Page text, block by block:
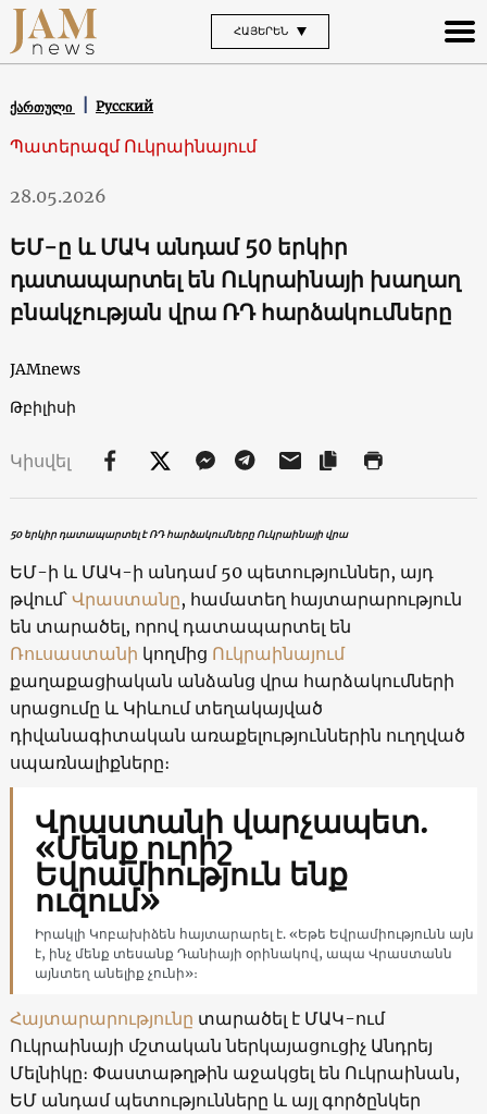
ՀԱՅԵՐԵՆ
ქართული Русский
Պատերազմ Ուկրաինայում
28.05.2026
ԵՄ-ը և ՄԱԿ անդամ 50 երկիր
դատապարտել են Ուկրաինայի խաղաղ
բնակչության վրա ՌԴ հարձակումները
JAMnews
Թբիլիսի
Կիսվել
50 երկիր դատապարտել է ՌԴ հարձակումները Ուկրաինայի վրա
ԵՄ-ի և ՄԱԿ-ի անդամ 50 պետություններ, այդ
թվում՝ Վրաստանը, համատեղ հայտարարություն
են տարածել, որով դատապարտել են
Ռուսաստանի կողմից Ուկրաինայում
քաղաքացիական անձանց վրա հարձակումների
սրացումը և Կիևում տեղակայված
դիվանագիտական ​​առաքելություններին ուղղված
սպառնալիքները։
Վրաստանի վարչապետ.
«Մենք ուրիշ
Եվրամիություն ենք
ուզում»
Իրակլի Կոբախիձեն հայտարարել է. «Եթե Եվրամիությունն այն
է, ինչ մենք տեսանք Դանիայի օրինակով, ապա Վրաստանն
այնտեղ անելիք չունի»։
Հայտարարությունը տարածել է ՄԱԿ-ում
Ուկրաինայի մշտական ​​ներկայացուցիչ Անդրեյ
Մելնիկը։ Փաստաթղթին աջակցել են Ուկրաինան,
ԵՄ անդամ պետությունները և այլ գործընկեր